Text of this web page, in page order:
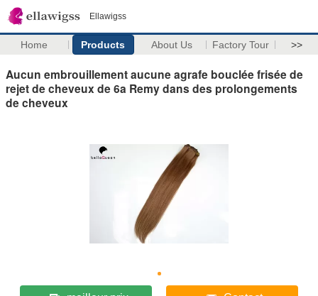
Ellawigss
Home Products About Us Factory Tour >>
Aucun embrouillement aucune agrafe bouclée frisée de
rejet de cheveux de 6a Remy dans des prolongements
de cheveux